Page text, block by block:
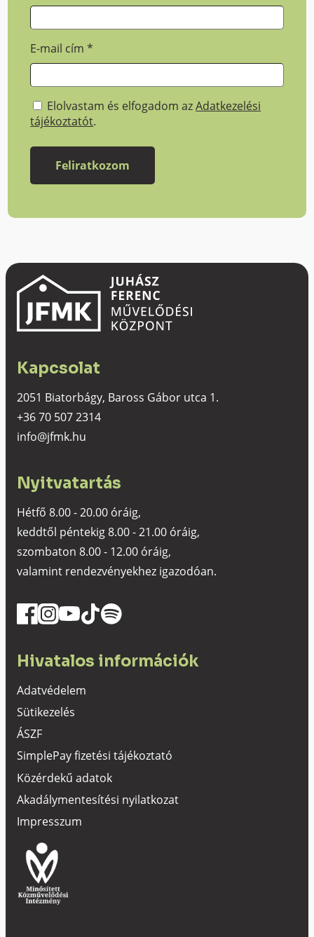
E-mail cím*
Elolvastam és elfogadom azAdatkezelési
tájékoztatót.
Kapcsolat
2051 Biatorbágy, Baross Gábor utca 1.
+36 70 507 2314
info@jfmk.hu
Nyitvatartás
Hétfő 8.00 - 20.00 óráig,
keddtől péntekig 8.00 - 21.00 óráig,
szombaton 8.00 - 12.00 óráig,
valamint rendezvényekhez igazodóan.
Hivatalos információk
Adatvédelem
Sütikezelés
ÁSZF
SimplePay fizetési tájékoztató
Közérdekű adatok
Akadálymentesítési nyilatkozat
Impresszum